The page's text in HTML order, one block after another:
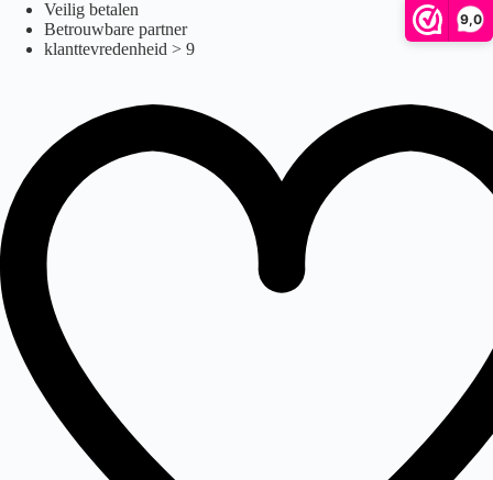
9,0
naar
Veilig betalen
Betrouwbare partner
klanttevredenheid > 9